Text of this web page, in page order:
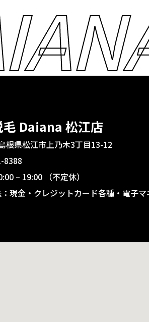
毛 Daiana 松江店
根県松江市上乃木3丁目13-12
8388
– 19:00 （不定休）
現金・クレジットカード各種・電子マ